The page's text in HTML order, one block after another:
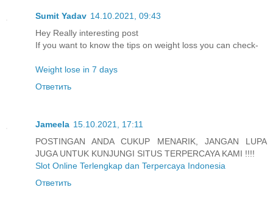
Sumit Yadav 14.10.2021, 09:43
Hey Really interesting post
If you want to know the tips on weight loss you can check-
Weight lose in 7 days
Ответить
Jameela 15.10.2021, 17:11
POSTINGAN ANDA CUKUP MENARIK, JANGAN LUPA
JUGA UNTUK KUNJUNGI SITUS TERPERCAYA KAMI !!!!
Slot Online Terlengkap dan Terpercaya Indonesia
Ответить